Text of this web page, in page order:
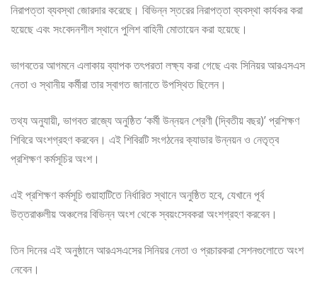
নিরাপত্তা ব্যবস্থা জোরদার করেছে। বিভিন্ন স্তরের নিরাপত্তা ব্যবস্থা কার্যকর করা
হয়েছে এবং সংবেদনশীল স্থানে পুলিশ বাহিনী মোতায়েন করা হয়েছে।
ভাগবতের আগমনে এলাকায় ব্যাপক তৎপরতা লক্ষ্য করা গেছে এবং সিনিয়র আরএসএস
নেতা ও স্থানীয় কর্মীরা তার স্বাগত জানাতে উপস্থিত ছিলেন।
তথ্য অনুযায়ী, ভাগবত রাজ্যে অনুষ্ঠিত ‘কর্মী উন্নয়ন শ্রেণী (দ্বিতীয় বছর)’ প্রশিক্ষণ
শিবিরে অংশগ্রহণ করবেন। এই শিবিরটি সংগঠনের ক্যাডার উন্নয়ন ও নেতৃত্ব
প্রশিক্ষণ কর্মসূচির অংশ।
এই প্রশিক্ষণ কর্মসূচি গুয়াহাটিতে নির্ধারিত স্থানে অনুষ্ঠিত হবে, যেখানে পূর্ব
উত্তরাঞ্চলীয় অঞ্চলের বিভিন্ন অংশ থেকে স্বয়ংসেবকরা অংশগ্রহণ করবেন।
তিন দিনের এই অনুষ্ঠানে আরএসএসের সিনিয়র নেতা ও প্রচারকরা সেশনগুলোতে অংশ
নেবেন।